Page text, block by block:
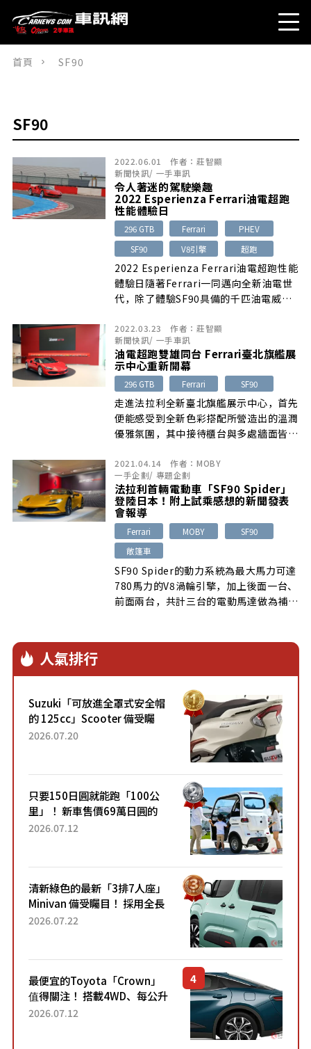
首頁 SF90
SF90
2022.06.01 作者： 莊智顯
新聞快訊/ 一手車訊
令人著迷的駕駛樂趣
2022 Esperienza Ferrari油電超跑
性能體驗日
296 GTB Ferrari
PHEV
SF90
V8引擎 超跑
2022 Esperienza Ferrari油電超跑性能
體驗日隨著Ferrari一同邁向全新油電世
代，除了體驗SF90具備的千匹油電威
2022.03.23 作者： 莊智顯
新聞快訊/ 一手車訊
油電超跑雙雄同台 Ferrari臺北旗艦展
示中心重新開幕
296 GTB Ferrari SF90
走進法拉利全新臺北旗艦展示中心，首先
便能感受到全新色彩搭配所營造出的溫潤
優雅氛圍，其中接待櫃台與多處牆面皆可
2021.04.14 作者： MOBY
一手企劃/ 專題企劃
法拉利首輛電動車「SF90 Spider」
登陸日本！附上試乘感想的新聞發表
會報導
Ferrari MOBY
SF90
敞篷車
SF90 Spider的動力系統為最大馬力可達
780馬力的V8渦輪引擎，加上後面一台、
前面兩台，共計三台的電動馬達做為補
Generator Unit Kinetic）」的馬達。
人氣排行
Suzuki「可放進全罩式安全帽
的 125cc」Scooter 備受矚
目！採用全新流線設計與各項
2026.07.20
只要150日圓就能跑「100公
里」！ 新車售價69萬日圓的
「3人座」Trike大受歡迎！ 順
2026.07.12
清新綠色的最新「3排7人座」
Minivan 備受矚目！ 採用全長
4.7公尺剛剛好的車身尺寸與
2026.07.22
最便宜的Toyota「Crown」
值得關注！ 搭載4WD、每公升
22.4公里低油耗表現超亮眼！
2026.07.12